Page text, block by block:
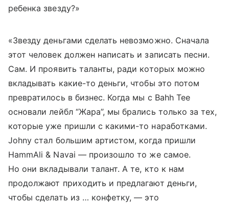
ребенка звезду?»
«Звезду деньгами сделать невозможно. Сначала
этот человек должен написать и записать песни.
Сам. И проявить таланты, ради которых можно
вкладывать какие-то деньги, чтобы это потом
превратилось в бизнес. Когда мы с Bahh Tee
основали лейбл “Жара”, мы брались только за тех,
которые уже пришли с какими-то наработками.
Johny стал большим артистом, когда пришли
HammAli & Navai — произошло то же самое.
Но они вкладывали талант. А те, кто к нам
продолжают приходить и предлагают деньги,
чтобы сделать из … конфетку, — это